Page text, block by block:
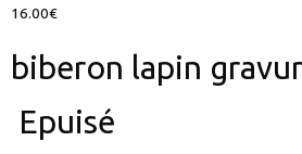
16.00€
biberon lapin
Epuisé